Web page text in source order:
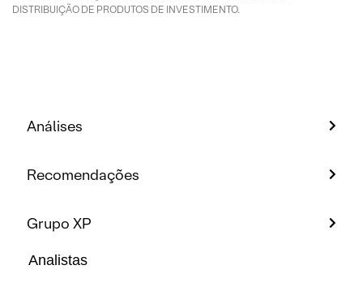
DISTRIBUIÇÃO DE PRODUTOS DE INVESTIMENTO.
Análises
Recomendações
Grupo XP
Analistas